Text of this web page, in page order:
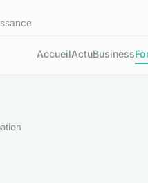
AccueilActuBusiness